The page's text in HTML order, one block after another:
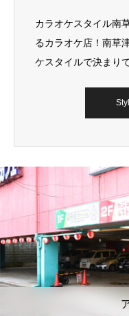
カラオケスタイル南
るカラオケ店！南草
ケスタイルで決まり